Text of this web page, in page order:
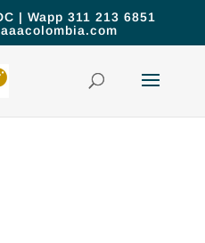
| Wapp 311 213 6851